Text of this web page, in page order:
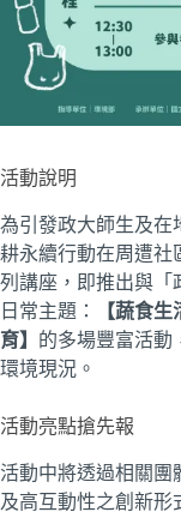
活動說明
為引發政大師生及在
耕永續行動在周遭社
列講座，即推出與「
日常主題：
【蔬食生
育】 的多場豐富活動
環境現況。
活動亮點搶先報
活動中將透過相關團
及高互動性之創新形